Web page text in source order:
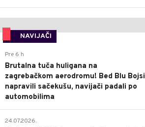
NAVIJAČI
Pre 6 h
Brutalna tuča huligana na
zagrebačkom aerodromu! Bed Blu Bojsi
napravili sačekušu, navijači padali po
automobilima
24.07.2026.